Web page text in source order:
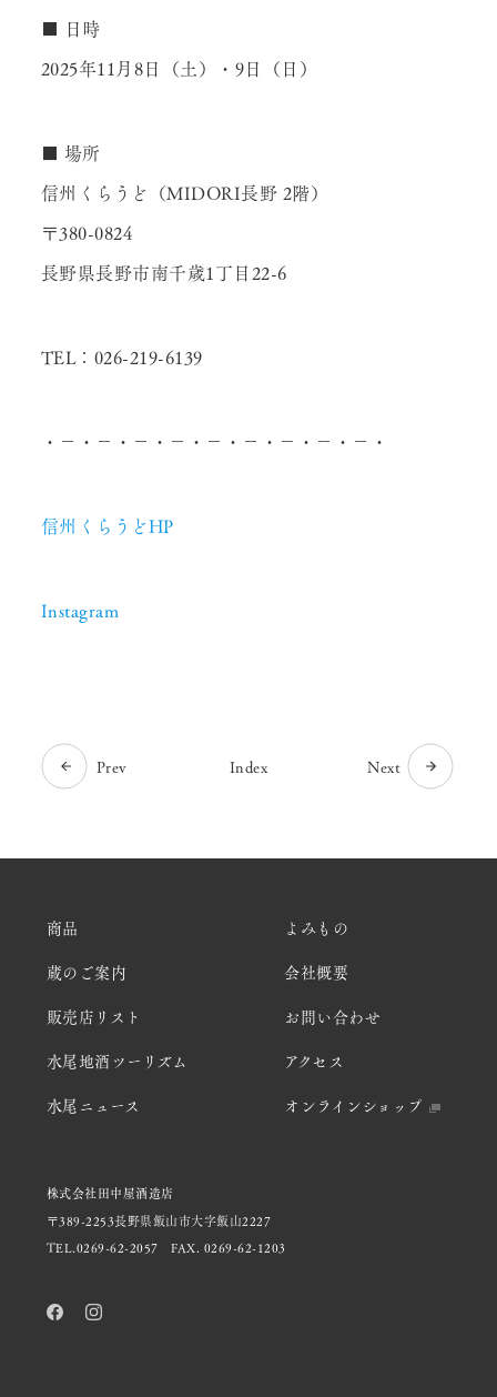
■ 日時
2025年11月8日（土）・9日（日）
■ 場所
信州くらうど（MIDORI長野 2階）
〒380-0824
長野県長野市南千歳1丁目22-6
TEL：026-219-6139
・－・－・－・－・－・－・－・－・－・
信州くらうどHP
Instagram
Prev Index Next
商品
蔵のご案内
販売店リスト
水尾地酒ツーリズム
水尾ニュース
よみもの
会社概要
お問い合わせ
アクセス
オンラインショップ
株式会社田中屋酒造店
〒389-2253長野県飯山市大字飯山2227
TEL.0269-62-2057
FAX. 0269-62-1203